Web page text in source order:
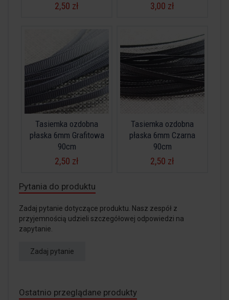
2,50 zł 3,00 zł
Tasiemka ozdobna
płaska 6mm Grafitowa
90cm
2,50 zł
Tasiemka ozdobna
płaska 6mm Czarna
90cm
2,50 zł
Pytania do produktu
Zadaj pytanie dotyczące produktu. Nasz zespół z
przyjemnością udzieli szczegółowej odpowiedzi na
zapytanie.
Zadaj pytanie
Ostatnio przeglądane produkty